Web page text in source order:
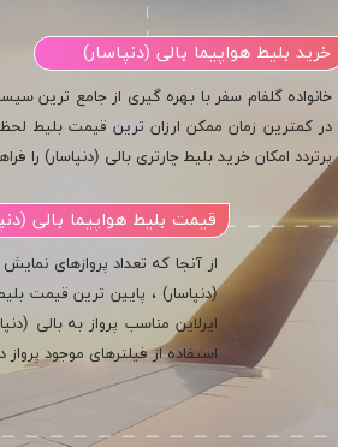
خرید بلیط هواپیما بالی (دنپاسار)
خانواده گلفام سفر با بهره گیری از جامع ترین
در کمترین زمان ممکن ارزان ترین قیمت بلیط
پرتردد امکان خرید بلیط چارتری بالی (دنپاسار) را
قیمت بلیط هواپیما بالی
از آنجا که تعداد پروازهای
(دنپاسار) ، پایین ترین قیمت
ایرلاین مناسب پرواز به بالی
استفاده از فیلترهای موجود